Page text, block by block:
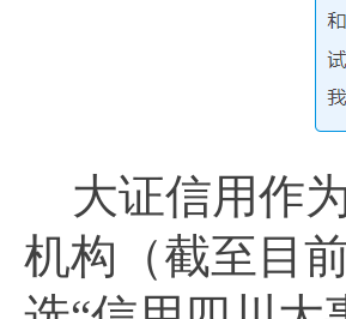
大证信用作
机构（截至目